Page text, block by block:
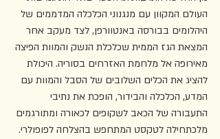
העולם המקוון עם מנגנוני הכלכלה המדממים של
היהלומים בבורסה באנטוורפן, לצד מעקב אחר
המצאת הגז הממית שכלכלת הנשק והמוות הפיצה
מאירופה אל מלחמת האזרחים בסוריה. היכולת
להציג את הכלים השלובים של הסבל והמוות עם
המדע, הכלכלה והבידור, הופכת את נתיבי
התעבורה של הכאב לשקופים לכאורה ומתורגמים
מלכתחילה לטקסט המתחפש בהצלחה לפופולרי.